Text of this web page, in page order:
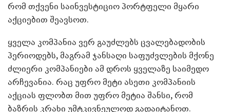
რომ თქვენი საინვესტიციო პორტფელი მყარი
აქციებით შეავსოთ.
ყველა კომპანია ვერ გაუძლებს ცვალებადობის
პერიოდებს, მაგრამ ჯანსაღი საფუძვლების მქონე
ძლიერი კომპანიები ამ დროს ყველაზე საიმედო
არჩევანია. რაც უფრო მეტი ასეთი კომპანიის
აქციას ფლობთ მით უფრო მეტია შანსი, რომ
ბაზრის კრახი უმტკივნეულოდ გადაიტანოთ.